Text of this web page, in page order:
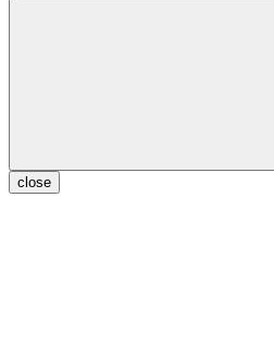
close